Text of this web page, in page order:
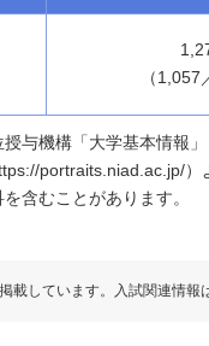
（1,057
与機構「大学基本情報
portraits.niad.ac.jp/）
含むことがあります。
載しています。入試関連情